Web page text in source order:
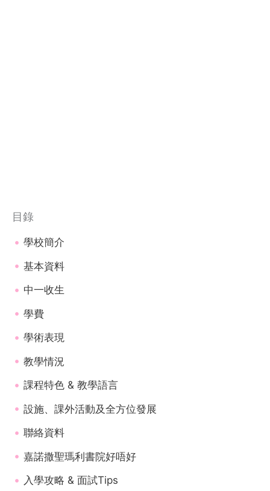
目錄
學校簡介
基本資料
中一收生
學費
學術表現
教學情況
課程特色 & 教學語言
設施、課外活動及全方位發展
聯絡資料
嘉諾撒聖瑪利書院好唔好
入學攻略 & 面試Tips